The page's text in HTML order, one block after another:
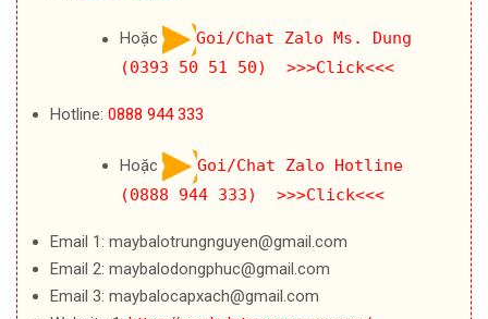
Hoặc
Goi/Chat Zalo Ms. Dung
(0393 50 51 50) >>>Click<<<
Hotline: 0888 944 333
Hoặc
Goi/Chat Zalo Hotline
(0888 944 333) >>>Click<<<
Email 1: maybalotrungnguyen@gmail.com
Email 2: maybalodongphuc@gmail.com
Email 3: maybalocapxach@gmail.com